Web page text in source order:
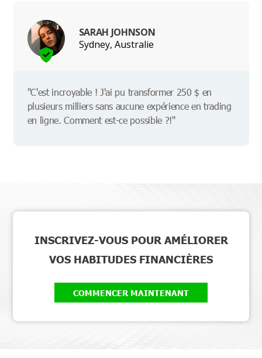
SARAH JOHNSON
Sydney, Australie
"C'est incroyable ! J'ai pu transformer 250 $ en
plusieurs milliers sans aucune expérience en trading
en ligne. Comment est-ce possible ?!"
INSCRIVEZ-VOUS POUR AMÉLIORER
VOS HABITUDES FINANCIÈRES
COMMENCER MAINTENANT